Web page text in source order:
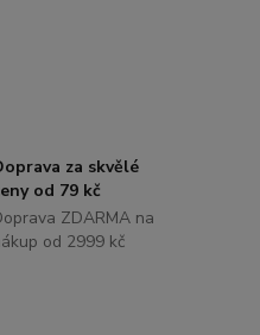
za skvělé
od 79 kč
ZDARMA na
od 2999 kč